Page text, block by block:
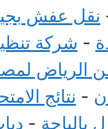
نقل عفش
- شركة
الرياض
- نتائج
بالباحة -